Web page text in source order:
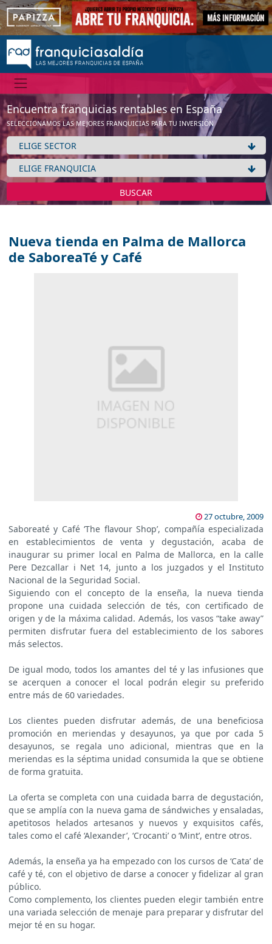
Encuentra franquicias rentables en España
SELECCIONAMOS LAS MEJORES FRANQUICIAS PARA TU INVERSIÓN
BUSCAR
Nueva tienda en Palma de Mallorca
de SaboreaTé y Café
27 octubre, 2009
Saboreaté y Café ‘The flavour Shop’, compañía especializada
en establecimientos de venta y degustación, acaba de
inaugurar su primer local en Palma de Mallorca, en la calle
Pere Dezcallar i Net 14, junto a los juzgados y el Instituto
Nacional de la Seguridad Social.
Siguiendo con el concepto de la enseña, la nueva tienda
propone una cuidada selección de tés, con certificado de
origen y de la máxima calidad. Además, los vasos “take away”
permiten disfrutar fuera del establecimiento de los sabores
más selectos.
De igual modo, todos los amantes del té y las infusiones que
se acerquen a conocer el local podrán elegir su preferido
entre más de 60 variedades.
Los clientes pueden disfrutar además, de una beneficiosa
promoción en meriendas y desayunos, ya que por cada 5
desayunos, se regala uno adicional, mientras que en la
meriendas es la séptima unidad consumida la que se obtiene
de forma gratuita.
La oferta se completa con una cuidada barra de degustación,
que se amplía con la nueva gama de sándwiches y ensaladas,
apetitosos helados artesanos y nuevos y exquisitos cafés,
tales como el café ‘Alexander’, ‘Crocanti’ o ‘Mint’, entre otros.
Además, la enseña ya ha empezado con los cursos de ‘Cata’ de
café y té, con el objetivo de darse a conocer y fidelizar al gran
público.
Como complemento, los clientes pueden elegir también entre
una variada selección de menaje para preparar y disfrutar del
mejor té en su hogar.